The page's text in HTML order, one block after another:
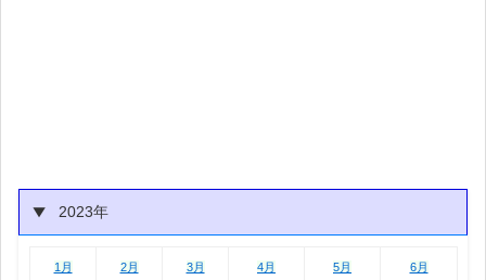
2023年
1月 2月 3月 4月 5月 6月